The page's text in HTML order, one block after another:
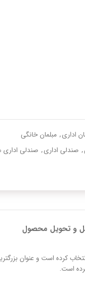
اداری, مبلمان خانگی
, صندلی اداری, صندلی اداری
و تحویل محصول
کرده است و عنوان